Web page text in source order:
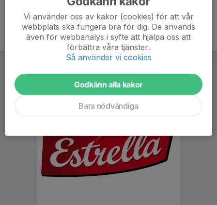
Vi använder oss av kakor (cookies) för att vår
webbplats ska fungera bra för dig. De används
även för webbanalys i syfte att hjälpa oss att
förbättra våra tjänster.
Så använder vi cookies
Godkänn alla kakor
Bara nödvändiga